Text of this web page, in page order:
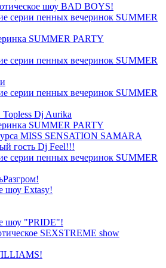
шоу BAD BOYS!
серии пенных вечеринок SUMMER
SUMMER PARTY
серии пенных вечеринок SUMMER
серии пенных вечеринок SUMMER
Topless Dj Aurika
SUMMER PARTY
MISS SENSATION SAMARA
гость Dj Feel!!!
серии пенных вечеринок SUMMER
шоу Extasy!
шоу "PRIDE"!
SEXSTREME show